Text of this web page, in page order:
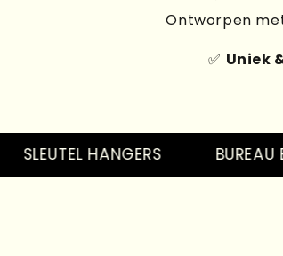
Ontworpen
✅ Uniek
HANGERS BUREAU